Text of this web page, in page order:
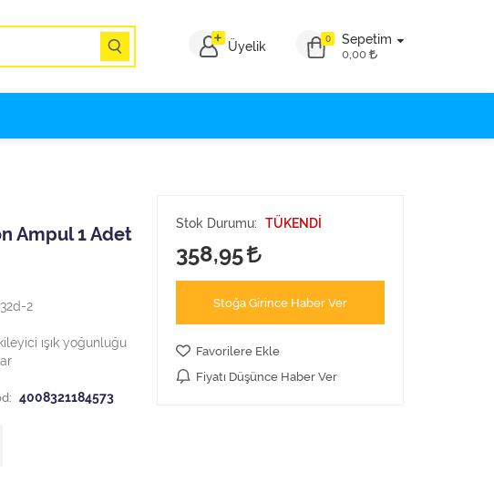
0 Sepetim
0,00
Üyelik
Ampul 1 Adet
2
ışık yoğunluğu
4008321184573
Stok Durumu: TÜKENDİ
358,95
Stoğa Girince Haber Ver
Favorilere Ekle
Fiyatı Düşünce Haber Ver